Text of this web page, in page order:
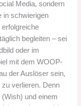
Media, sondern
in schwierigen
erfolgreiche
begleiten – sei
oder im
mit dem WOOP-
der Auslöser sein,
verlieren. Denn
und einem